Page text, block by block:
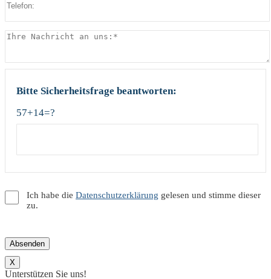
Bitte Sicherheitsfrage beantworten:
57+14=?
Ich habe die Datenschutzerklärung gelesen und stimme dieser
zu.
X
Unterstützen Sie uns!